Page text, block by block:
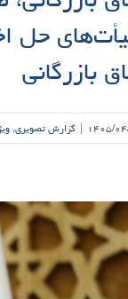
حل
بازرگانی
۰۴/۲۱ | گزارش تصویری,